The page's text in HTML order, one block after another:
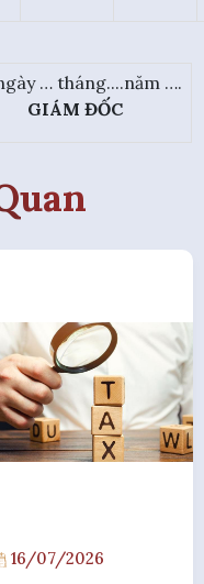
… tháng....năm ….
GIÁM ĐỐC
16/07/2026